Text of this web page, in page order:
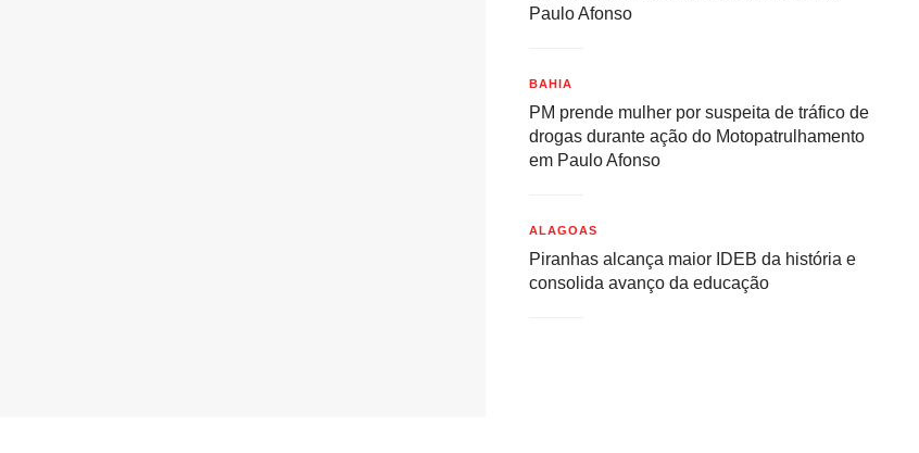
Paulo Afonso
BAHIA
PM prende mulher por suspeita de tráfico de
drogas durante ação do Motopatrulhamento
em Paulo Afonso
ALAGOAS
Piranhas alcança maior IDEB da história e
consolida avanço da educação